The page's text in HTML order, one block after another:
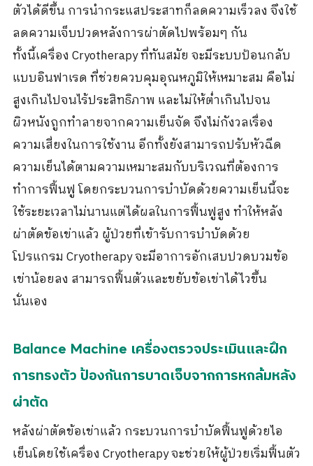
ตัวได้ดีขึ้น การนำกระแสประสาทก็ลดความเร็วลง จึงใช้
ลดความเจ็บปวดหลังการผ่าตัดไปพร้อมๆ กัน
ทั้งนี้เครื่อง Cryotherapy ที่ทันสมัย จะมีระบบป้อนกลับ
แบบอินฟาเรด ที่ช่วยควบคุมอุณหภูมิให้เหมาะสม คือไม่
สูงเกินไปจนไร้ประสิทธิภาพ และไม่ให้ต่ำเกินไปจน
ผิวหนังถูกทำลายจากความเย็นจัด จึงไม่กังวลเรื่อง
ความเสี่ยงในการใช้งาน อีกทั้งยังสามารถปรับหัวฉีด
ความเย็นได้ตามความเหมาะสมกับบริเวณที่ต้องการ
ทำการฟื้นฟู โดยกระบวนการบำบัดด้วยความเย็นนี้จะ
ใช้ระยะเวลาไม่นานแต่ได้ผลในการฟื้นฟูสูง ทำให้หลัง
ผ่าตัดข้อเข่าแล้ว ผู้ป่วยที่เข้ารับการบำบัดด้วย
โปรแกรม Cryotherapy จะมีอาการอักเสบปวดบวมข้อ
เข่าน้อยลง สามารถฟื้นตัวและขยับข้อเข่าได้ไวขึ้น
นั่นเอง
Balance Machine เครื่องตรวจประเมินและฝึก
การทรงตัว ป้องกันการบาดเจ็บจากการหกล้มหลัง
ผ่าตัด
หลังผ่าตัดข้อเข่าแล้ว กระบวนการบำบัดฟื้นฟูด้วยไอ
เย็นโดยใช้เครื่อง Cryotherapy จะช่วยให้ผู้ป่วยเริ่มฟื้นตัว